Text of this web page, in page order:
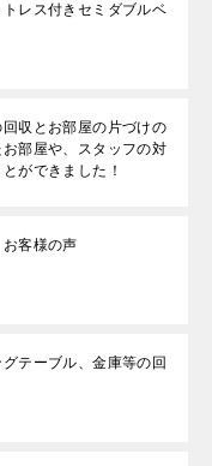
トレス付きセミダブルベ
回収とお部屋の片づけの
部屋や、スタッフの対
ができました！
客様の声
テーブル、金庫等の回